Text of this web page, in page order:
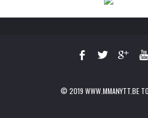
© 2019 WWW.MMANYTT.BE